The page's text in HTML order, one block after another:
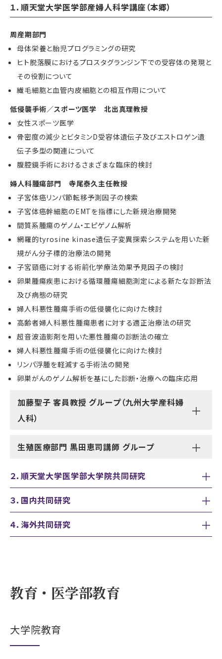
１．順天堂大学医学部産婦人科学講座（本郷）
周産期部門
母体栄養と胎児プログラミングの研究
ヒト脱落膜におけるプロスタグランジン下での受容体の発現と
その役割について
繊毛細胞と血管内皮細胞との相互作用について
低侵襲手術／スポーツ医学 北出真理教授
女性スポーツ医学
骨密度の減少とビタミンD受容体遺伝子及びエストロゲン遺
伝子多型の関連について
腹腔鏡手術におけるさまざまな臨床的検討
婦人科腫瘍部門 寺尾泰久主任教授
子宮体癌リンパ節転移予測因子の検索
子宮体癌幹細胞のEMTを指標にした新規治療開発
間質系腫瘍のゲノム・エピゲノム解析
網羅的tyrosine kinase遺伝子変異探索システムを用いた新
規がん分子標的治療法の開発
子宮頸癌に対する術前化学療法効果予見因子の検討
卵巣腫瘍疾患における循環腫瘍細胞測定による新たな診断法
及び病態の研究
婦人科悪性腫瘍手術の低侵襲化に向けた検討
高齢者婦人科悪性腫瘍患者に対する適正治療法の研究
超音波造影剤を用いた悪性腫瘍の診断法の確立
婦人科悪性腫瘍手術の低侵襲化に向けた検討
リンパ浮腫を軽減する手術法の開発
卵巣がんのゲノム解析を基にした診断・治療への臨床応用
加藤聖子 客員教授 グループ（九州大学産科婦
人科）
生殖医療部門 黒田恵司講師 グループ
２．順天堂大学医学部大学院共同研究
３．国内共同研究
４．海外共同研究
教育・医学部教育
大学院教育